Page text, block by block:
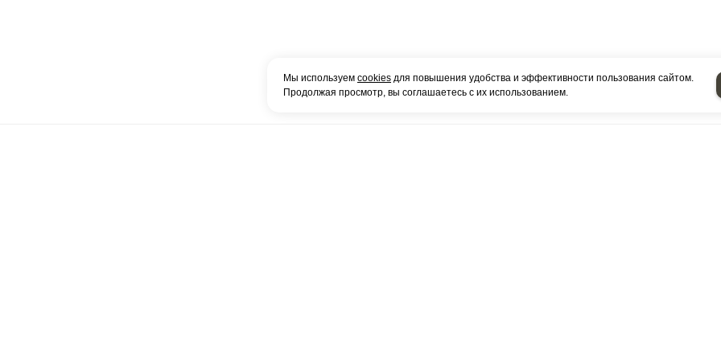
Мы используем cookies для повышения удобства и эффективности пользования сайтом.
Продолжая просмотр, вы соглашаетесь с их использованием.